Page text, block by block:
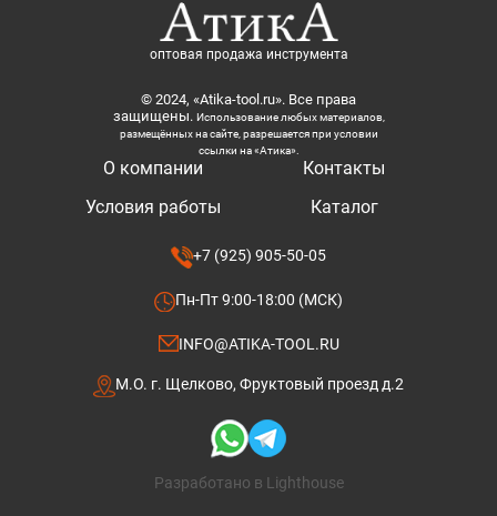
оптовая продажа инструмента
© 2024, «Atika-tool.ru». Все права
защищены. Использование любых материалов,
размещённых на сайте, разрешается при условии
ссылки на «Атика».
О компании
Условия работы
Контакты
Каталог
+7 (925) 905-50-05
Пн-Пт 9:00-18:00 (МСК)
INFO@ATIKA-TOOL.RU
М.О. г. Щелково, Фруктовый проезд д.2
Разработано в Lighthouse